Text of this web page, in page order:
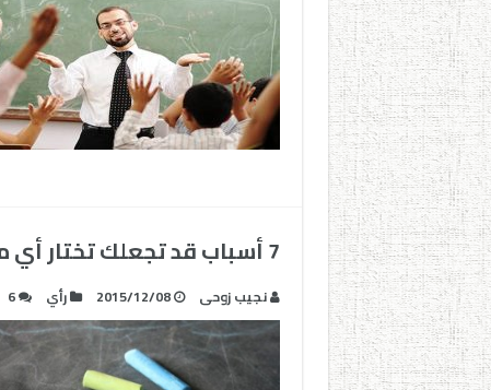
7 أسباب قد تجعلك تختار أي مهنة غير التدريس
نجيب زوحى 2015/12/08 رأي 6